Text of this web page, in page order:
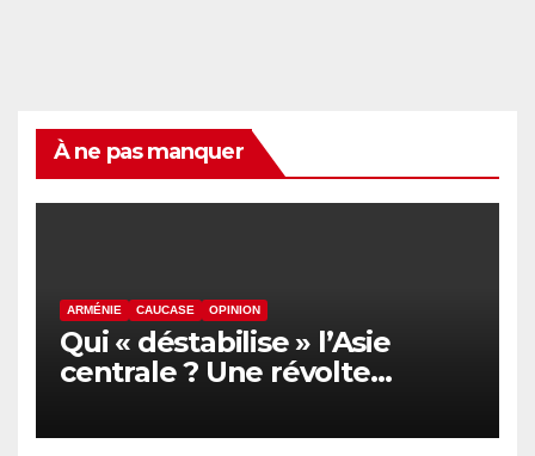
À ne pas manquer
ARMÉNIE CAUCASE OPINION
Qui « déstabilise » l’Asie
centrale ? Une révolte
l’Afghanistan